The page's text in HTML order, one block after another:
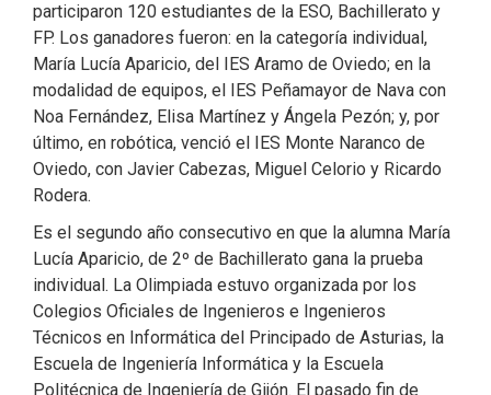
participaron 120 estudiantes de la ESO, Bachillerato y
FP. Los ganadores fueron: en la categoría individual,
María Lucía Aparicio, del IES Aramo de Oviedo; en la
modalidad de equipos, el IES Peñamayor de Nava con
Noa Fernández, Elisa Martínez y Ángela Pezón; y, por
último, en robótica, venció el IES Monte Naranco de
Oviedo, con Javier Cabezas, Miguel Celorio y Ricardo
Rodera.
Es el segundo año consecutivo en que la alumna María
Lucía Aparicio, de 2º de Bachillerato gana la prueba
individual. La Olimpiada estuvo organizada por los
Colegios Oficiales de Ingenieros e Ingenieros
Técnicos en Informática del Principado de Asturias, la
Escuela de Ingeniería Informática y la Escuela
Politécnica de Ingeniería de Gijón. El pasado fin de